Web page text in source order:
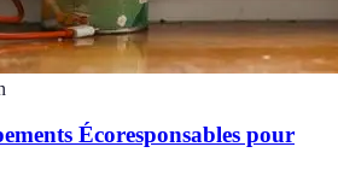
Écoresponsables pour